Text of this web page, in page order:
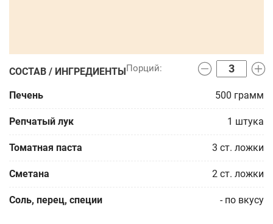
СОСТАВ / ИНГРЕДИЕНТЫ
Печень 500 грамм
Репчатый лук 1 штука
Томатная паста 3 ст. ложки
Сметана 2 ст. ложки
Соль, перец, специи - по вкусу